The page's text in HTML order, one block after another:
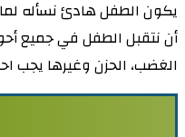
يكون الطفل هادئ نسأله
أن نتقبل الطفل في جميع
الغضب، الحزن وغيرها يجب